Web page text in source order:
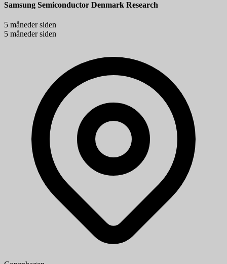
Samsung Semiconductor Denmark Research
5 måneder siden
5 måneder siden